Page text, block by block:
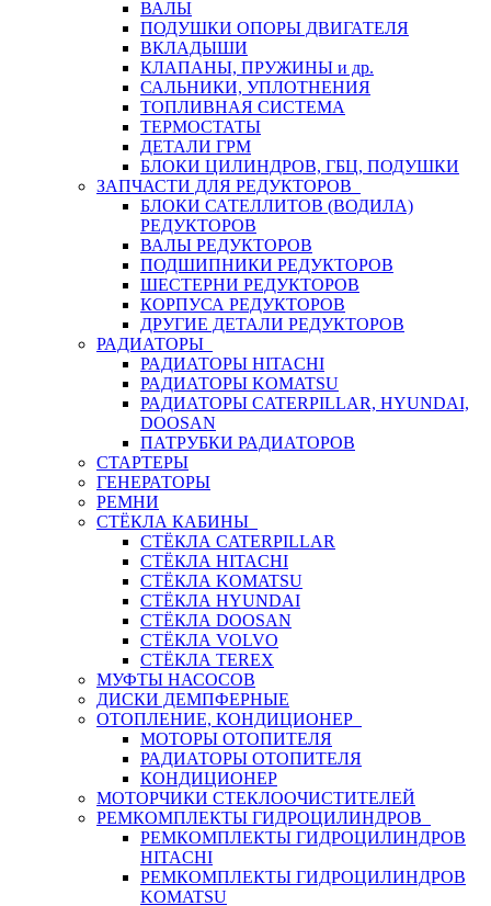
ВАЛЫ
ПОДУШКИ ОПОРЫ ДВИГАТЕЛЯ
ВКЛАДЫШИ
КЛАПАНЫ, ПРУЖИНЫ и др.
САЛЬНИКИ, УПЛОТНЕНИЯ
ТОПЛИВНАЯ СИСТЕМА
ТЕРМОСТАТЫ
ДЕТАЛИ ГРМ
БЛОКИ ЦИЛИНДРОВ, ГБЦ, ПОДУШКИ
ЗАПЧАСТИ ДЛЯ РЕДУКТОРОВ
БЛОКИ САТЕЛЛИТОВ (ВОДИЛА)
РЕДУКТОРОВ
ВАЛЫ РЕДУКТОРОВ
ПОДШИПНИКИ РЕДУКТОРОВ
ШЕСТЕРНИ РЕДУКТОРОВ
КОРПУСА РЕДУКТОРОВ
ДРУГИЕ ДЕТАЛИ РЕДУКТОРОВ
РАДИАТОРЫ
РАДИАТОРЫ HITACHI
РАДИАТОРЫ KOMATSU
РАДИАТОРЫ CATERPILLAR, HYUNDAI,
DOOSAN
ПАТРУБКИ РАДИАТОРОВ
СТАРТЕРЫ
ГЕНЕРАТОРЫ
РЕМНИ
СТЁКЛА КАБИНЫ
СТЁКЛА CATERPILLAR
СТЁКЛА HITACHI
СТЁКЛА KOMATSU
СТЁКЛА HYUNDAI
СТЁКЛА DOOSAN
СТЁКЛА VOLVO
СТЁКЛА TEREX
МУФТЫ НАСОСОВ
ДИСКИ ДЕМПФЕРНЫЕ
ОТОПЛЕНИЕ, КОНДИЦИОНЕР
МОТОРЫ ОТОПИТЕЛЯ
РАДИАТОРЫ ОТОПИТЕЛЯ
КОНДИЦИОНЕР
МОТОРЧИКИ СТЕКЛООЧИСТИТЕЛЕЙ
РЕМКОМПЛЕКТЫ ГИДРОЦИЛИНДРОВ
РЕМКОМПЛЕКТЫ ГИДРОЦИЛИНДРОВ
HITACHI
РЕМКОМПЛЕКТЫ ГИДРОЦИЛИНДРОВ
KOMATSU